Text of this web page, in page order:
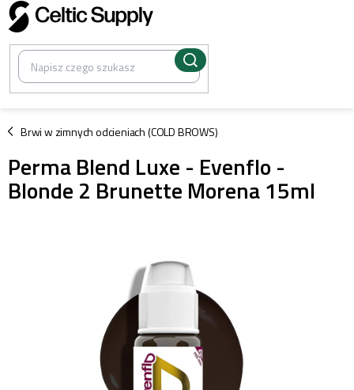
Przejść
do
treści
Brwi w zimnych odcieniach (COLD BROWS)
/
Perma Blend Luxe - Evenflo -
Blonde 2 Brunette Morena 15ml